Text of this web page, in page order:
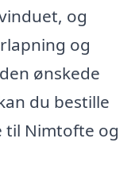
og
og
ønskede
du bestille
til Nimtofte og